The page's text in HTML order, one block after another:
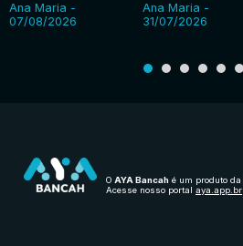
Ana Maria -
07/08/2026
Ana Maria -
31/07/2026
O AYA Bancah é um produto da
Acesse nosso portal aya.app.br